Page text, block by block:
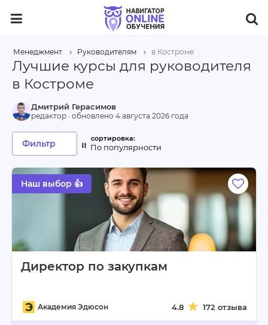
Менеджмент Руководителям в Костроме
Лучшие курсы для руководителя
в Костроме
Директор по закупкам
Академия Эдюсон 4.8 172 отзыва
Наш выбор 👍
Дмитрий Герасимов
редактор · обновлено 4 августа 2026 года
Фильтр По популярности